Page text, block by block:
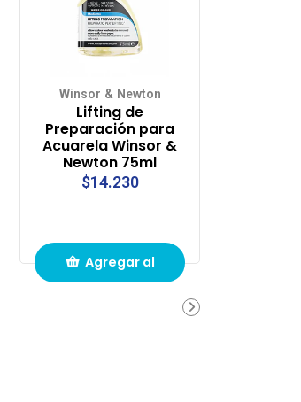
Winsor & Newton
Lifting de
Preparación para
Acuarela Winsor &
Newton 75ml
$14.230
Agregar al